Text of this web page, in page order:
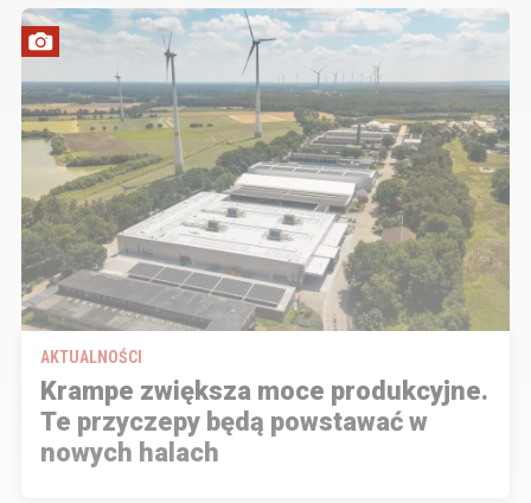
AKTUALNOŚCI
Krampe zwiększa moce produkcyjne.
Te przyczepy będą powstawać w
nowych halach